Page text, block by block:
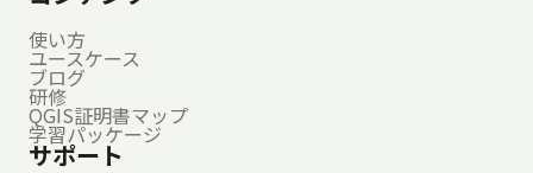
使い方
ユースケース
ブログ
研修
QGIS証明書マップ
学習パッケージ
サポート